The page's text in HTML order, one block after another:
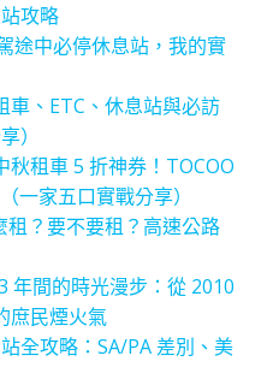
攻略
途中必停休息站，我的實
車、ETC、休息站與必訪
）
租車 5 折神券！TOCOO
一家五口實戰分享）
租？要不要租？高速公路
年間的時光漫步：從 2010
庶民煙火氣
全攻略：SA/PA 差別、美